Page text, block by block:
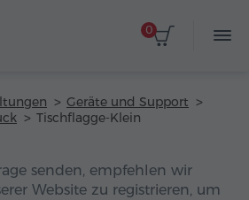
0
Geräte und Support
Tischflagge-Klein
senden, empfehlen wir
Website zu registrieren, um